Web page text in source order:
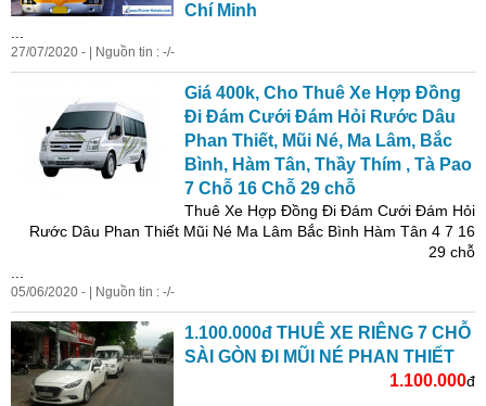
Chí Minh
27/07/2020 - | Nguồn tin : -/-
Giá 400k, Cho Thuê Xe Hợp Đồng
Đi Đám Cưới Đám Hỏi Rước Dâu
Phan Thiết, Mũi Né, Ma Lâm, Bắc
Bình, Hàm Tân, Thầy Thím , Tà Pao
7 Chỗ 16 Chỗ 29 chỗ
Thuê Xe Hợp Đồng Đi Đám Cưới Đám Hỏi
Rước Dâu Phan Thiết Mũi Né Ma Lâm Bắc Bình Hàm Tân 4 7 16
29 chỗ
05/06/2020 - | Nguồn tin : -/-
1.100.000đ THUÊ XE RIÊNG 7 CHỖ
SÀI GÒN ĐI MŨI NÉ PHAN THIẾT
1.100.000đ